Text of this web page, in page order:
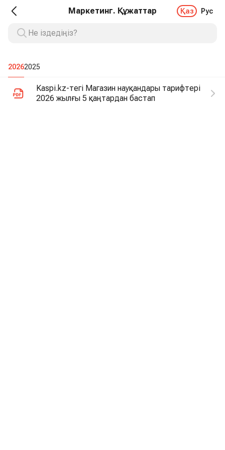
Маркетинг. Құжаттар Қаз Рус
20262025
Kaspi.kz-тегі Магазин науқандары тарифтері
2026 жылғы 5 қаңтардан бастап